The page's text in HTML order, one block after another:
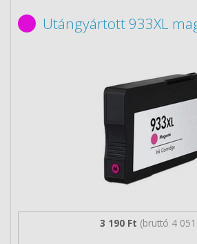
Utángyártott 933XL
3 190 Ft (bruttó 4 051